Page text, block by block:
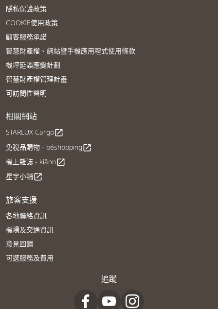
隱私保護政策
COOKIE使用政策
顧客服務承諾
智慧財產權、網站暨手機應用程式使用條款
機坪延誤應變計劃
智慧財產權管理計畫
可訪問性聲明
相關網站
STARLUX Cargoopen_in_new
免稅品購物 - béshoppingopen_in_new
機上雜誌 - kiânnopen_in_new
星宇小舖open_in_new
旅客支援
各地聯絡資訊
機場及交通資訊
意見回饋
可選服務及費用
追蹤